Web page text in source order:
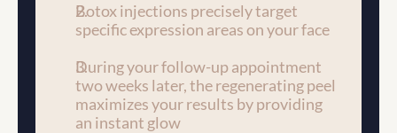
Botox injections precisely target
specific expression areas on your face
During your follow-up appointment
two weeks later, the regenerating peel
maximizes your results by providing
an instant glow